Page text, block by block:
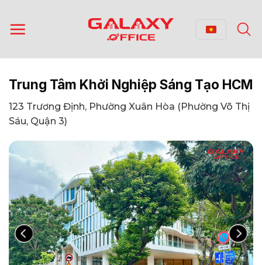
qua
nội
Trung Tâm Khởi Nghiệp Sáng Tạo HCM
123 Trương Định, Phường Xuân Hòa (Phường Võ Thị
Sáu, Quận 3)